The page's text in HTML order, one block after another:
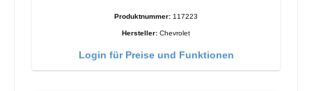
Produktnummer: 117223
Hersteller: Chevrolet
Login für Preise und Funktionen